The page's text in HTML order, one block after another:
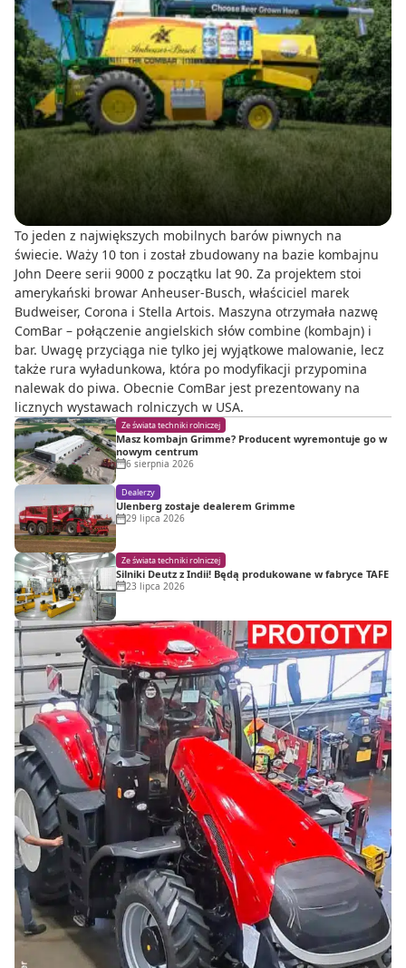
To jeden z największych mobilnych barów piwnych na
świecie. Waży 10 ton i został zbudowany na bazie kombajnu
John Deere serii 9000 z początku lat 90. Za projektem stoi
amerykański browar Anheuser-Busch, właściciel marek
Budweiser, Corona i Stella Artois. Maszyna otrzymała nazwę
ComBar – połączenie angielskich słów combine (kombajn) i
bar. Uwagę przyciąga nie tylko jej wyjątkowe malowanie, lecz
także rura wyładunkowa, która po modyfikacji przypomina
nalewak do piwa. Obecnie ComBar jest prezentowany na
licznych wystawach rolniczych w USA.
Ze świata techniki rolniczej
Masz kombajn Grimme? Producent wyremontuje go w
nowym centrum
6 sierpnia 2026
Dealerzy
Ulenberg zostaje dealerem Grimme
29 lipca 2026
Ze świata techniki rolniczej
Silniki Deutz z Indii! Będą produkowane w fabryce TAFE
23 lipca 2026